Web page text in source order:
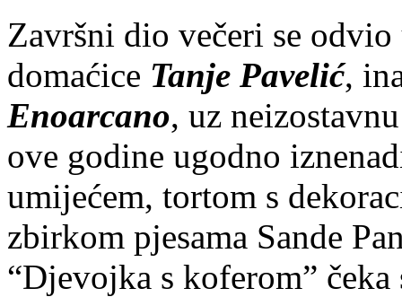
Završni dio večeri se
domaćice Tanje Pavelić,
Enoarcano, uz
ove godine ugodno
umijećem, tortom s
zbirkom pjesama Sande
“Djevojka s koferom”